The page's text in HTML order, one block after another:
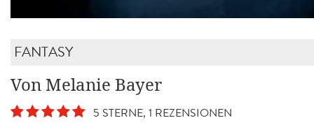
FANTASY
Von Melanie Bayer
5 STERNE, 1 REZENSIONEN